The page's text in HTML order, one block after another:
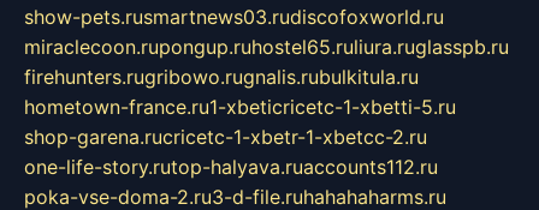
show-pets.rusmartnews03.rudiscofoxworld.ru
miraclecoon.rupongup.ruhostel65.ruliura.ruglasspb.ru
firehunters.rugribowo.rugnalis.rubulkitula.ru
hometown-france.ru1-xbeticricetc-1-xbetti-5.ru
shop-garena.rucricetc-1-xbetr-1-xbetcc-2.ru
one-life-story.rutop-halyava.ruaccounts112.ru
poka-vse-doma-2.ru3-d-file.ruhahahaharms.ru